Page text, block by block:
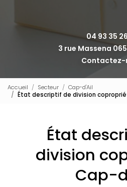
04 93 35
3 rue Massena
Contactez-
Accueil Secteur
Cap-d'Ail
État descriptif de division
État
division
Cap-